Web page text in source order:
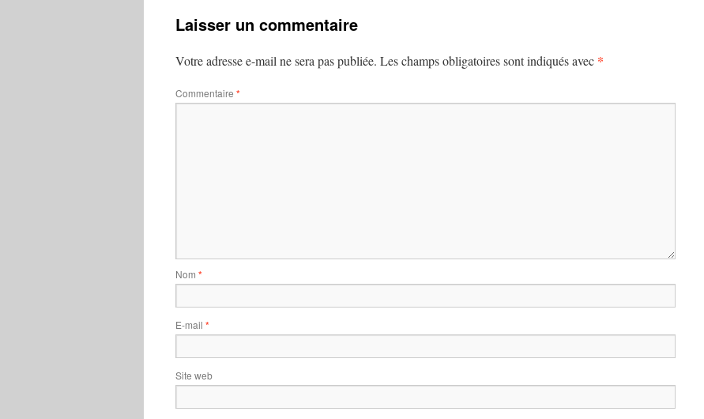
Laisser un commentaire
Votre adresse e-mail ne sera pas publiée. Les champs obligatoires sont indiqués avec *
Commentaire *
Nom *
E-mail *
Site web